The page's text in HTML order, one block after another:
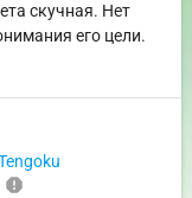
скучная. Нет
его цели.
report